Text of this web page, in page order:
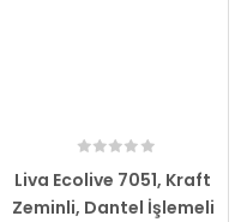
Liva Ecolive 7051, Kraft
Zeminli, Dantel İşlemeli